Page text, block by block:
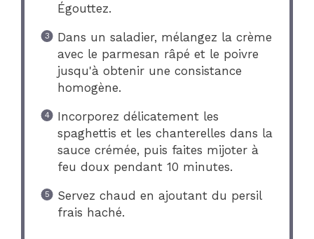
Égouttez.
Dans un saladier, mélangez la crème
avec le parmesan râpé et le poivre
jusqu'à obtenir une consistance
homogène.
Incorporez délicatement les
spaghettis et les chanterelles dans la
sauce crémée, puis faites mijoter à
feu doux pendant 10 minutes.
Servez chaud en ajoutant du persil
frais haché.